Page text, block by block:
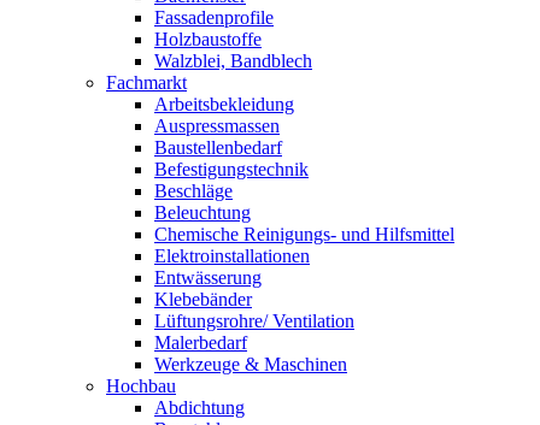
Fassadenprofile
Holzbaustoffe
Walzblei, Bandblech
Fachmarkt
Arbeitsbekleidung
Auspressmassen
Baustellenbedarf
Befestigungstechnik
Beschläge
Beleuchtung
Chemische Reinigungs- und Hilfsmittel
Elektroinstallationen
Entwässerung
Klebebänder
Lüftungsrohre/ Ventilation
Malerbedarf
Werkzeuge & Maschinen
Hochbau
Abdichtung